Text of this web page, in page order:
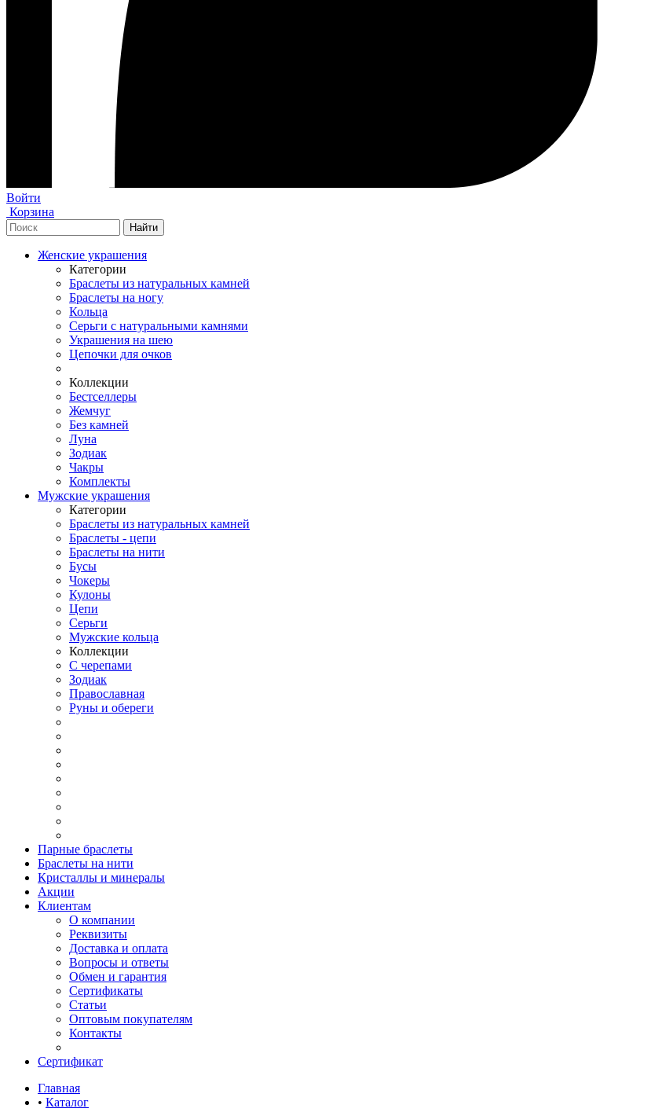
Войти
Корзина
Женские украшения
Категории
Браслеты из натуральных камней
Браслеты на ногу
Кольца
Серьги с натуральными камнями
Украшения на шею
Цепочки для очков
Коллекции
Бестселлеры
Жемчуг
Без камней
Луна
Зодиак
Чакры
Комплекты
Мужские украшения
Категории
Браслеты из натуральных камней
Браслеты - цепи
Браслеты на нити
Бусы
Чокеры
Кулоны
Цепи
Серьги
Мужские кольца
Коллекции
С черепами
Зодиак
Православная
Руны и обереги
Парные браслеты
Браслеты на нити
Кристаллы и минералы
Акции
Клиентам
О компании
Реквизиты
Доставка и оплата
Вопросы и ответы
Обмен и гарантия
Сертификаты
Статьи
Оптовым покупателям
Контакты
Сертификат
Главная
• Каталог